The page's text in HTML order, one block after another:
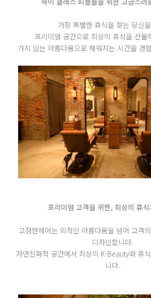
가장 특별한 휴식을 찾는 당신
프리미엄 공간으로 최상의 휴식을 선물
가치 있는 아름다움으로 채워지는 시간을 경
프리미엄 고객을 위한, 최상의 휴
고정현헤어는 외적인 아름다움을 넘어 고객
디자인합니다.
자연친화적 공간에서 최상의 K-Beauty와 휴
니다.